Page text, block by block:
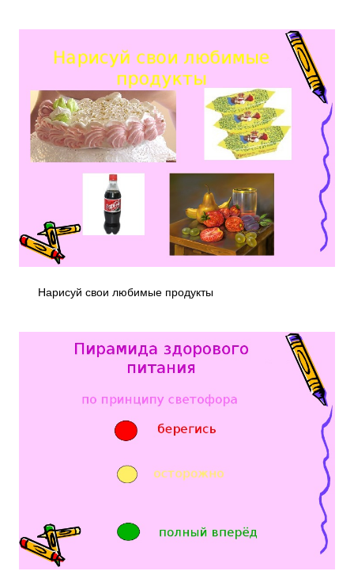
Нарисуй свои любимые продукты